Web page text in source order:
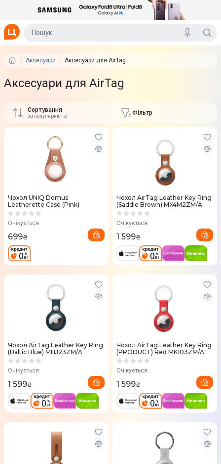
Аксесуари Аксесуари для AirTag
Аксесуари для AirTag
Сортування
за популярністю Фільтр
Чохол UNIQ Domus
Leatherette Case (Pink)
Очікується
699₴
Чохол AirTag Leather Key Ring
(Saddle Brown) MX4M2ZM/A
Очікується
1 599₴
Чохол AirTag Leather Key Ring
(Baltic Blue) MHJ23ZM/A
Очікується
1 599₴
Чохол AirTag Leather Key Ring
(PRODUCT) Red MK103ZM/A
Очікується
1 599₴